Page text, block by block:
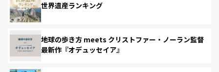
世界遺産ランキング
地球の歩き方 meets クリストファー・ノーラン監督
最新作『オデュッセイア』